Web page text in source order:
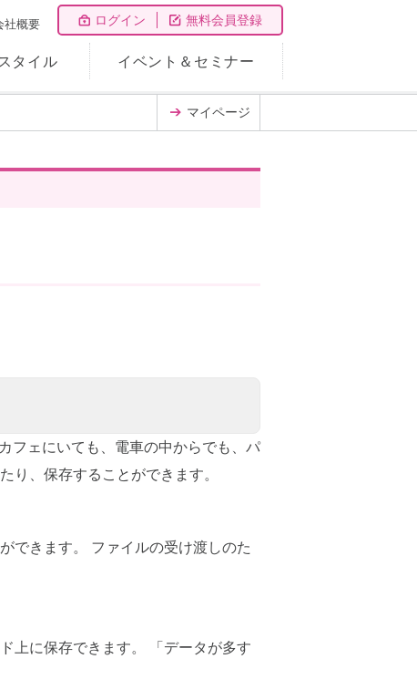
ログイン 無料会員登録
タイル イベント＆セミナー
社概要
マイページ
フェにいても、電車の中からでも、パ
り、保存することができます。
できます。 ファイルの受け渡しのた
上に保存できます。 「データが多す